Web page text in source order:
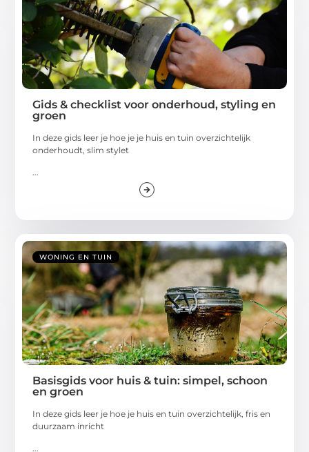
Gids & checklist voor onderhoud, styling en
groen
In deze gids leer je hoe je je huis en tuin overzichtelijk
onderhoudt, slim stylet
...
WONING EN TUIN
Basisgids voor huis & tuin: simpel, schoon
en groen
In deze gids leer je hoe je huis en tuin overzichtelijk, fris en
duurzaam inricht
...